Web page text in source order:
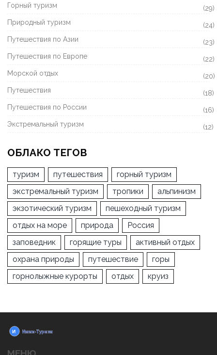
Горный туризм
(29)
Природный туризм
(24)
Путешествия по Азии
(23)
Путешествия по Европе
(22)
Морской отдых
(20)
Путешествия
(18)
Путешествия по России
(16)
Экстремальный туризм
(12)
ОБЛАКО ТЕГОВ
туризм путешествия
горный туризм
экстремальный туризм
тропики
альпинизм
экзотический туризм
пешеходный туризм
отдых на море
природа
Россия
заповедник
горящие туры
активный отдых
охрана природы
путешествие
горы
горнолыжные курорты
отдых круиз